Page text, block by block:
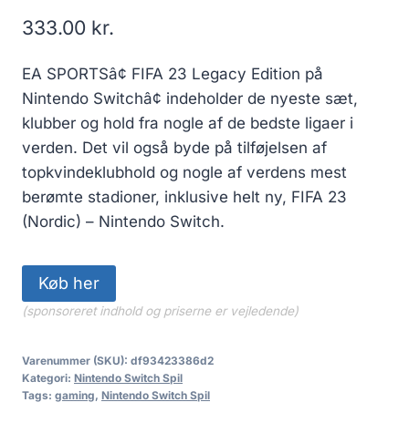
333.00 kr.
EA SPORTSâ¢ FIFA 23 Legacy Edition på
Nintendo Switchâ¢ indeholder de nyeste sæt,
klubber og hold fra nogle af de bedste ligaer i
verden. Det vil også byde på tilføjelsen af
topkvindeklubhold og nogle af verdens mest
berømte stadioner, inklusive helt ny, FIFA 23
(Nordic) – Nintendo Switch.
Køb her
(sponsoreret indhold og priserne er vejledende)
Varenummer (SKU): df93423386d2
Kategori: Nintendo Switch Spil
Tags: gaming, Nintendo Switch Spil